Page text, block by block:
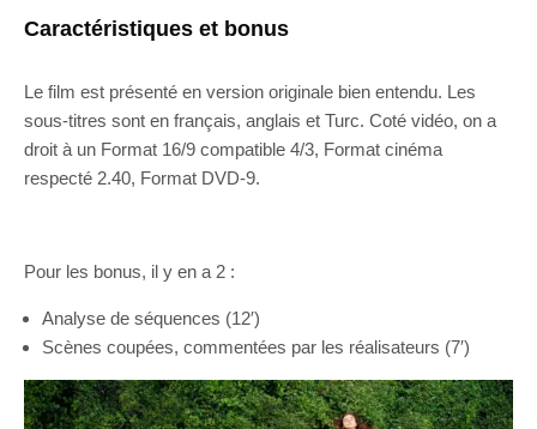
Caractéristiques et bonus
Le film est présenté en version originale bien entendu. Les
sous-titres sont en français, anglais et Turc. Coté vidéo, on a
droit à un Format 16/9 compatible 4/3, Format cinéma
respecté 2.40, Format DVD-9.
Pour les bonus, il y en a 2 :
Analyse de séquences (12′)
Scènes coupées, commentées par les réalisateurs (7′)